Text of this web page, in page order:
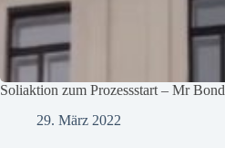
Soliaktion zum Prozessstart – Mr Bond
29. März 2022